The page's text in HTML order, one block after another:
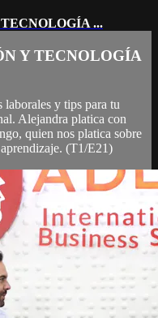
TECNOLOGÍA ...
Y TECNOLOGÍA
laborales y tips para tu
Alejandra platica con
quien nos platica sobre
(T1/E21)